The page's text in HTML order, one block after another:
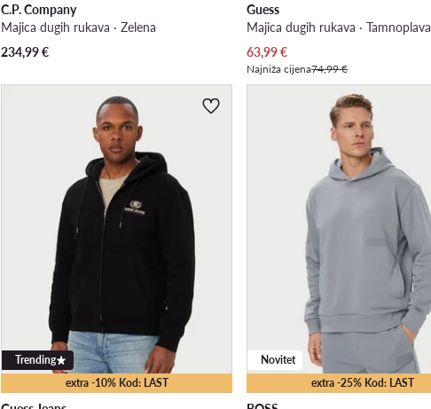
C.P. Company
Majica dugih rukava · Zelena
234,99€
Guess
Majica dugih rukava · Tamnoplava
Trenutna cijena
63,99€
Najniža cijena74,99 €
extra -10% Kod: LAST
Trending
extra -25% Kod: LAST
Novitet